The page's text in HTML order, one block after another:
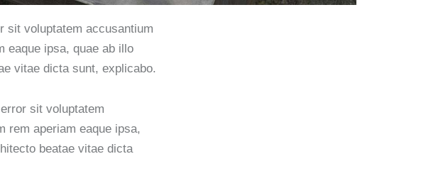
sit voluptatem accusantium
eaque ipsa, quae ab illo
vitae dicta sunt, explicabo.
sit voluptatem
rem aperiam eaque ipsa,
beatae vitae dicta